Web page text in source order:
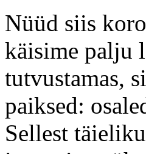
Nüüd siis
käisime palju
tutvustamas,
paiksed:
Sellest